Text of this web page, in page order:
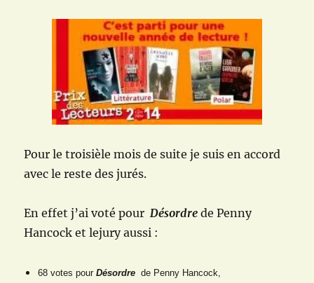
Pour le troisièle mois de suite je suis en accord
avec le reste des jurés.
En effet j’ai voté pourDésordre de Penny
Hancocket lejury aussi :
68 votes pourDésordre de Penny Hancock,